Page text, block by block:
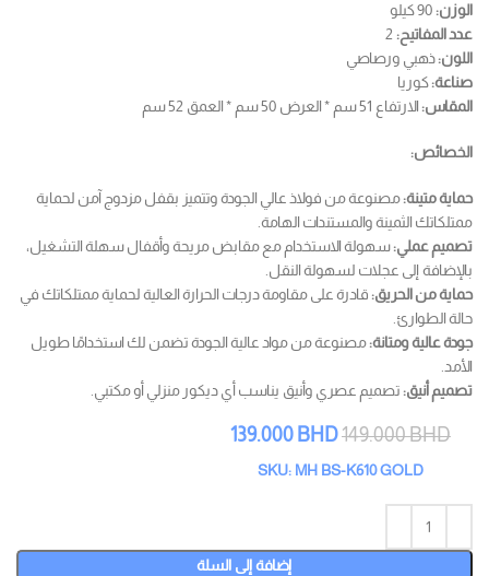
الوزن: 90 كيلو
عدد المفاتيح:
اللون:ذهبي ورصاصي
صناعة:كوريا
المقاس: الارتفاع 51 سم * العرض 50 سم * العمق 52 سم
الخصائص:
حماية متينة:مصنوعة من فولاذ عالي الجودة وتتميز بقفل مزدوج آمن لحماية
ممتلكاتك الثمينة والمستندات الهامة.
تصميم عملي:سهولة الاستخدام مع مقابض مريحة وأقفال سهلة التشغيل،
بالإضافة إلى عجلات لسهولة النقل.
حماية من الحريق: قادرة على مقاومة درجات الحرارة العالية لحماية ممتلكاتك في
حالة الطوارئ.
جودة عالية ومتانة:مصنوعة من مواد عالية الجودة تضمن لك استخدامًا طويل
الأمد.
تصميم أنيق: تصميم عصري وأنيق يناسب أي ديكور منزلي أو مكتبي.
149.000BHD
139.000 BHD
SKU: MH BS-K610 GOLD
إضافة إلى السلة